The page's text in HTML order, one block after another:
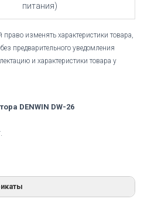
питания)
изменять характеристики товара,
предварительного уведомления
и характеристики товара у
DENWIN DW-26